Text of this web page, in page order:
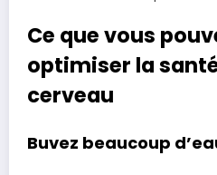
Ce que vous
optimiser la
cerveau
Buvez beaucoup